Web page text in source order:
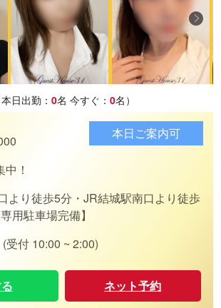
日出勤： 0名 今すぐ： 0名）
！
より徒歩5分・JR結城駅南口より徒歩
用駐車場完備】
受付 10:00 ~ 2:00)
本日ご案内可
ネット予約